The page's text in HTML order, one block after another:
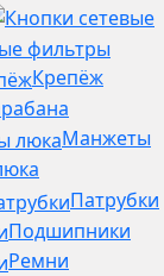
Крепёж
Манжеты
Патрубки
Подшипники
Ремни